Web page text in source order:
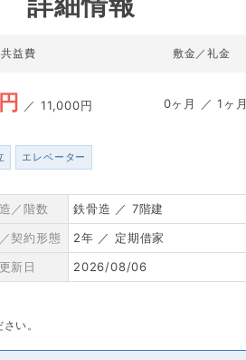
益費 敷金／礼金
／11,000円 0ヶ月 ／ 1ヶ月
エレベーター
／階数 鉄骨造 ／ 7階建
契約形態 2年 ／ 定期借家
新日 2026/08/06
い。